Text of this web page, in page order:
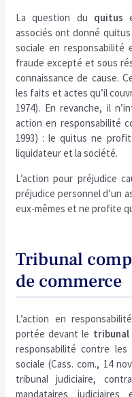
La question du quitus
associés ont donné
sociale en
fraude excepté et sous
connaissance de cause.
les faits et actes qu’il
1974). En revanche, il
action en responsabilité
1993) : le quitus ne
liquidateur et la société.
L’action pour préjudice
préjudice personnel d’un
eux-mêmes et ne profite
Tribunal
de commerce
L’action en
portée devant le tribunal
responsabilité contre
sociale (Cass. com., 14
tribunal judiciaire,
mandataires